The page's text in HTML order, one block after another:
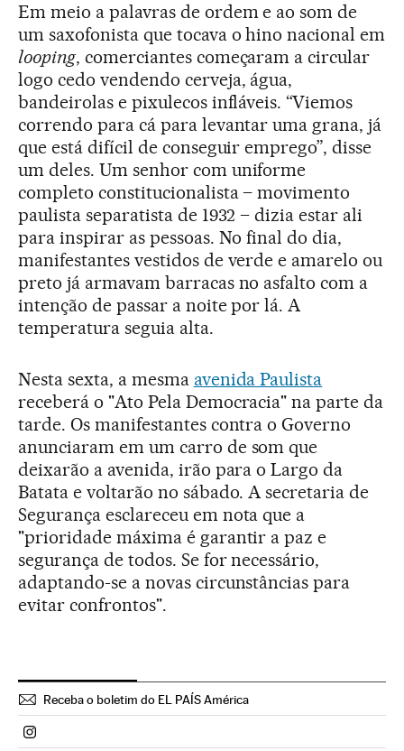
Em meio a palavras de ordem e ao som de
um saxofonista que tocava o hino nacional em
looping, comerciantes começaram a circular
logo cedo vendendo cerveja, água,
bandeirolas e pixulecos infláveis. “Viemos
correndo para cá para levantar uma grana, já
que está difícil de conseguir emprego”, disse
um deles. Um senhor com uniforme
completo constitucionalista – movimento
paulista separatista de 1932 – dizia estar ali
para inspirar as pessoas. No final do dia,
manifestantes vestidos de verde e amarelo ou
preto já armavam barracas no asfalto com a
intenção de passar a noite por lá. A
temperatura seguia alta.
Nesta sexta, a mesma avenida Paulista
receberá o "Ato Pela Democracia" na parte da
tarde. Os manifestantes contra o Governo
anunciaram em um carro de som que
deixarão a avenida, irão para o Largo da
Batata e voltarão no sábado. A secretaria de
Segurança esclareceu em nota que a
"prioridade máxima é garantir a paz e
segurança de todos. Se for necessário,
adaptando-se a novas circunstâncias para
evitar confrontos".
Receba o boletim do EL PAÍS América
Politica El País Brasil en Instagram